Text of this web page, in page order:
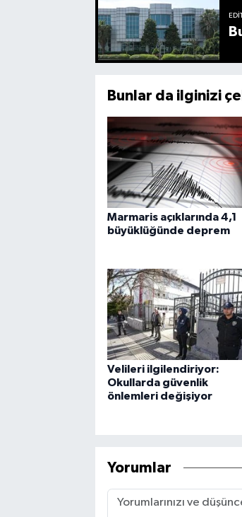
Bunlar da ilginizi
Marmaris açıklarında 4,1
büyüklüğünde deprem
Velileri ilgilendiriyor:
Okullarda güvenlik
önlemleri değişiyor
Yorumlar